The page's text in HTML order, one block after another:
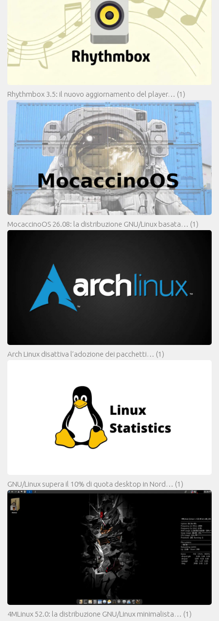
Rhythmbox 3.5: il nuovo aggiornamento del player… (1)
MocaccinoOS 26.08: la distribuzione GNU/Linux basata… (1)
Arch Linux disattiva l’adozione dei pacchetti… (1)
GNU/Linux supera il 10% di quota desktop in Nord… (1)
4MLinux 52.0: la distribuzione GNU/Linux minimalista… (1)